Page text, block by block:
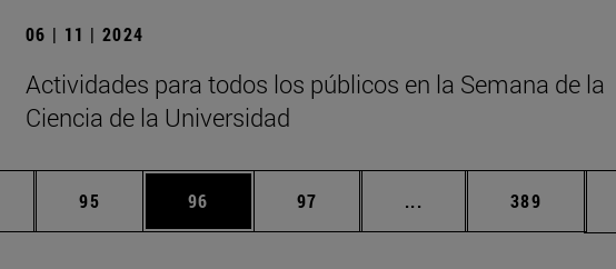
06 | 11 | 2024
Actividades para todos los públicos en la Semana de la
Ciencia de la Universidad
Páginas intermedias Use TAB para desplazarse.
Página
95 Página
96 Página
97 ... Páginas intermedias
Página
389